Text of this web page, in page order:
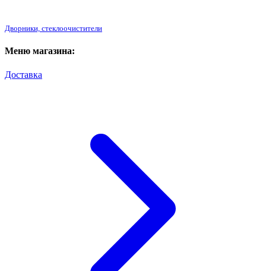
Дворники, стеклоочистители
Меню магазина:
Доставка